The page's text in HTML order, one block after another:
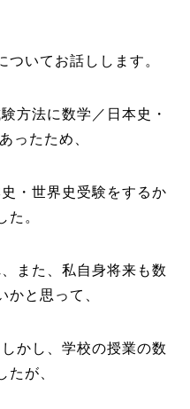
いてお話しします。
方法に数学／日本史・
ったため、
・世界史受験をするか
た。
また、私自身将来も数
かと思って、
かし、学校の授業の数
たが、